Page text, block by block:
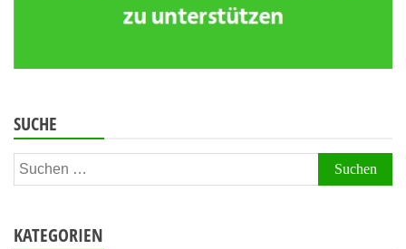
SUCHE
Suchen
nach:
KATEGORIEN